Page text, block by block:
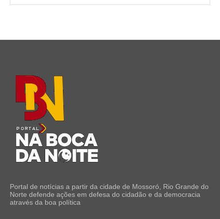
Portal de notícias a partir da cidade de Mossoró, Rio Grande do
Norte defende ações em defesa do cidadão e da democracia
através da boa política